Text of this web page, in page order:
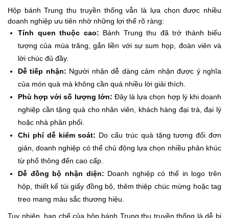
Hộp bánh Trung thu truyền thống vẫn là lựa chọn được nhiều
doanh nghiệp ưu tiên nhờ những lợi thế rõ ràng:
Tính quen thuộc cao: Bánh Trung thu đã trở thành biểu
tượng của mùa trăng, gắn liền với sự sum họp, đoàn viên và
lời chúc đủ đầy.
Dễ tiếp nhận: Người nhận dễ dàng cảm nhận được ý nghĩa
của món quà mà không cần quá nhiều lời giải thích.
Phù hợp với số lượng lớn: Đây là lựa chọn hợp lý khi doanh
nghiệp cần tặng quà cho nhân viên, khách hàng đại trà, đại lý
hoặc nhà phân phối.
Chi phí dễ kiểm soát: Do cấu trúc quà tặng tương đối đơn
giản, doanh nghiệp có thể chủ động lựa chọn nhiều phân khúc
từ phổ thông đến cao cấp.
Dễ đồng bộ nhận diện: Doanh nghiệp có thể in logo trên
hộp, thiết kế túi giấy đồng bộ, thêm thiệp chúc mừng hoặc tag
treo mang màu sắc thương hiệu.
Tuy nhiên, hạn chế của hộp bánh Trung thu truyền thống là dễ bị